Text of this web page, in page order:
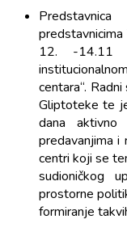
12. -14.11
centara“.
Gliptoteke te
dana aktivno
predavanjima i
centri koji se
sudioničkog
prostorne
formiranje